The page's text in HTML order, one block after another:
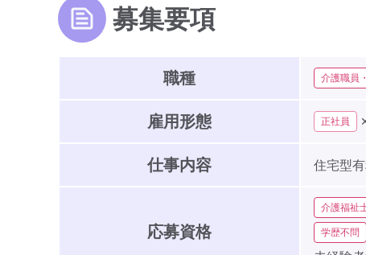
募集要項
職種 介護職員
雇用形態 正社員
仕事内容 住宅型
応募資格
介護福祉
学歴不問